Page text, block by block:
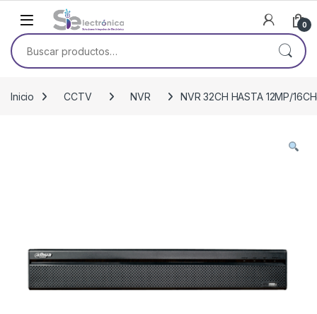
Skip to navigation
Skip to content
0
Buscar por:
Inicio CCTV NVR NVR 32CH HASTA 12MP/